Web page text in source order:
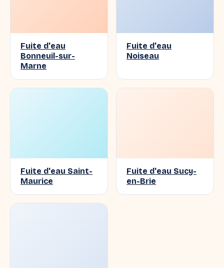
Fuite d'eau
Bonneuil-sur-
Marne
Fuite d'eau
Noiseau
Fuite d'eau Saint-
Maurice
Fuite d'eau Sucy-
en-Brie